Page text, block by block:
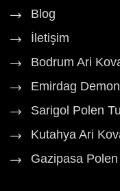
Blog
İletişim
Bodrum Ari
Emirdag
Sarigol Polen
Kutahya Ari
Gazipasa